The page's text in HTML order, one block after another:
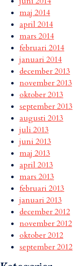
maj 2014
april 2014
mars 2014
februari 2014
januari 2014
december 2013
november 2013
oktober 2013
september 2013
augusti 2013
juli 2013
juni 2013
maj 2013
april 2013
mars 2013
februari 2013
januari 2013
december 2012
november 2012
oktober 2012
september 2012